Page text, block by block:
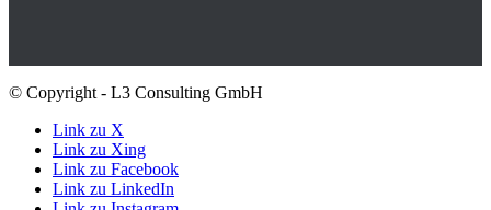
© Copyright - L3 Consulting GmbH
Link zu X
Link zu Xing
Link zu Facebook
Link zu LinkedIn